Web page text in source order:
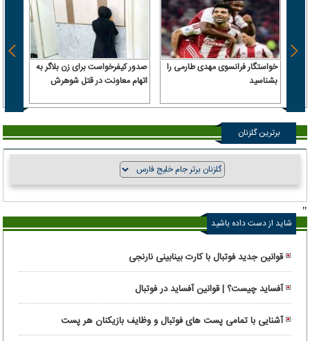
خواستگار فرانسوی مهدی طارمی را
بشناسید
صدور کیفرخواست برای زن بلاگر به
اتهام معاونت در قتل شوهرش
برترین گلزنان
"
شاید از دست داده باشید
قوانین جدید فوتبال با کارت بینابینی نارنجی
آفساید چیست؟ | قوانین آفساید در فوتبال
آشنایی با تمامی پست های فوتبال و وظایف بازیکنان هر پست